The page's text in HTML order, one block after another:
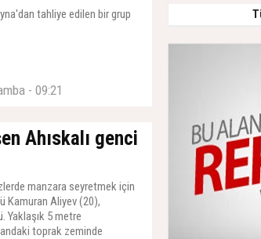
tahliye edilen bir grup
- 09:21
Ahıskalı genci
manzara seyretmek için
Kamuran Aliyev (20),
Yaklaşık 5 metre
toprak zeminde